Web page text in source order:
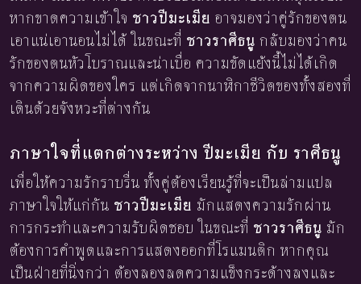
หากขาดความเข้าใจ ชาวปีมะเมีย อาจมองว่าคู่รักของตน
เอาแน่เอานอนไม่ได้ ในขณะที่ ชาวราศีธนู กลับมองว่าคน
รักของตนหัวโบราณและน่าเบื่อ ความขัดแย้งนี้ไม่ได้เกิด
จากความผิดของใคร แต่เกิดจากนาฬิกาชีวิตของทั้งสองที่
เดินด้วยจังหวะที่ต่างกัน
ภาษาใจที่แตกต่างระหว่าง ปีมะเมีย กับ ราศีธนู
เพื่อให้ความรักราบรื่น ทั้งคู่ต้องเรียนรู้ที่จะเป็นล่ามแปล
ภาษาใจให้แก่กัน ชาวปีมะเมีย มักแสดงความรักผ่าน
การกระทำและความรับผิดชอบ ในขณะที่ ชาวราศีธนู มัก
ต้องการคำพูดและการแสดงออกที่โรแมนติก หากคุณ
เป็นฝ่ายที่นิ่งกว่า ต้องลองลดความแข็งกระด้างลงและ